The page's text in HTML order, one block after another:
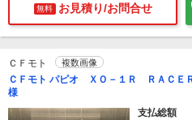
無料 お見積り/お問合せ
ＣＦモト 複数画像
ＣＦモト パピオ ＸＯ－１Ｒ ＲＡＣＥ
様
支払総額